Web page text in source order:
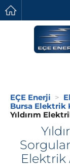
EÇE Enerji
Bursa Elektrik
Yıldırım
Elektrik